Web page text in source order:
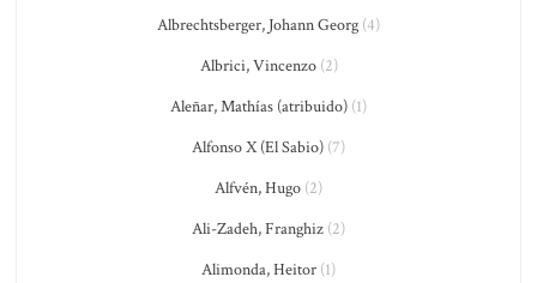
Albrechtsberger, Johann Georg (4)
Albrici, Vincenzo(2)
Aleñar, Mathías (atribuido) (1)
Alfonso X (El Sabio) (7)
Alfvén, Hugo (2)
Ali-Zadeh, Franghiz (2)
Alimonda, Heitor (1)